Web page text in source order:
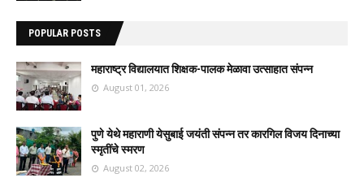
POPULAR POSTS
महाराष्ट्र विद्यालयात शिक्षक-पालक मेळावा उत्साहात संपन्न
August 01, 2026
पुणे येथे महाराणी येसुबाई जयंती संपन्न तर कारगिल विजय दिनाच्या
स्मृतींचे स्मरण
August 02, 2026